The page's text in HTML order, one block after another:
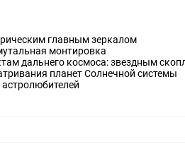
главным зеркалом
монтировка
дальнего космоса: звездным
планет Солнечной системы